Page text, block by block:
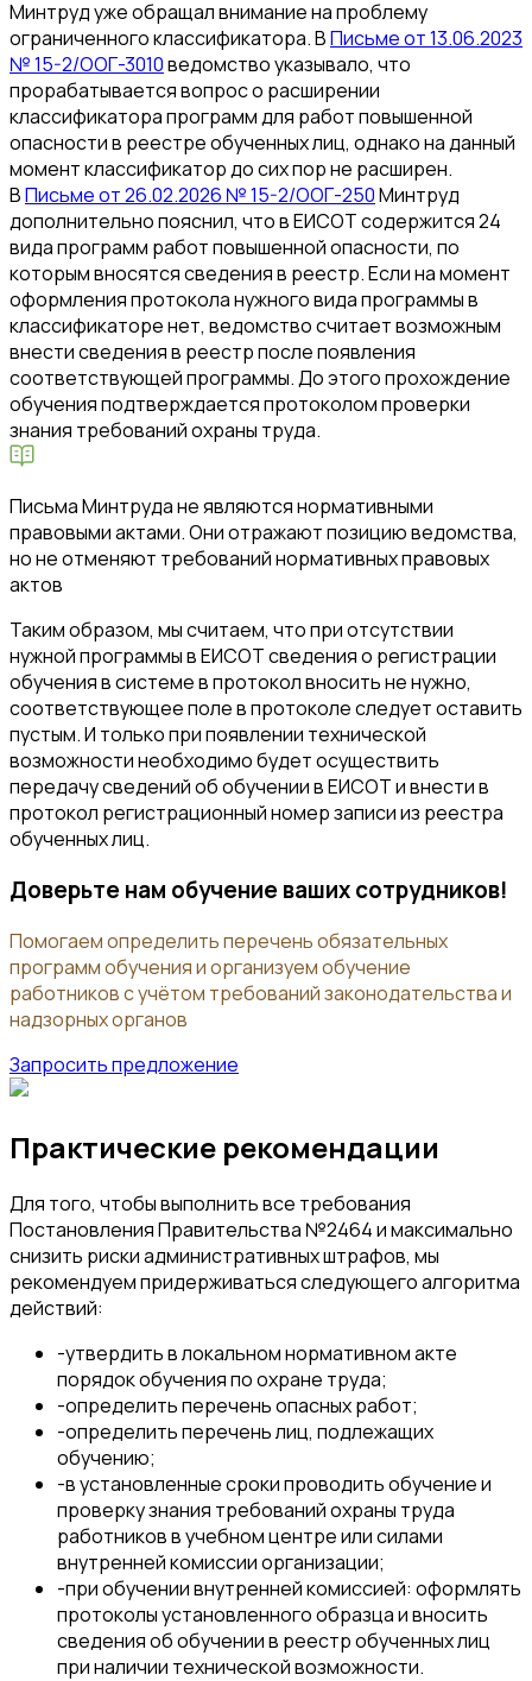
Минтруд уже обращал внимание на проблему
ограниченного классификатора. ВПисьме от 13.06.2023
№ 15-2/ООГ-3010ведомство указывало, что
прорабатывается вопрос о расширении
классификатора программ для работ повышенной
опасности в реестре обученных лиц, однако на данный
момент классификатор до сих пор не расширен.
ВПисьме от 26.02.2026 № 15-2/ООГ-250Минтруд
дополнительно пояснил, что в ЕИСОТ содержится 24
вида программ работ повышенной опасности, по
которым вносятся сведения в реестр. Если на момент
оформления протокола нужного вида программы в
классификаторе нет, ведомство считает возможным
внести сведения в реестр после появления
соответствующей программы. До этого прохождение
обучения подтверждается протоколом проверки
знания требований охраны труда.
Письма Минтруда не являются нормативными
правовыми актами. Они отражают позицию ведомства,
но не отменяют требований нормативных правовых
актов
Таким образом, мы считаем, что при отсутствии
нужной программы в ЕИСОТ сведения о регистрации
обучения в системе в протокол вносить не нужно,
соответствующее поле в протоколе следует оставить
пустым. И только при появлении технической
возможности необходимо будет осуществить
передачу сведений об обучении в ЕИСОТ и внести в
протокол регистрационный номер записи из реестра
обученных лиц.
Доверьте нам обучение ваших сотрудников!
Помогаем определить перечень обязательных
программ обучения и организуем обучение
работников с учётом требований законодательства и
надзорных органов
Запросить предложение
Практические рекомендации
Для того, чтобы выполнить все требования
Постановления Правительства №2464 и максимально
снизить риски административных штрафов, мы
рекомендуем придерживаться следующего алгоритма
действий:
-утвердить в локальном нормативном акте
порядок обучения по охране труда;
-определить перечень опасных работ;
-определить перечень лиц, подлежащих
обучению;
-в установленные сроки проводить обучение и
проверку знания требований охраны труда
работников в учебном центре или силами
внутренней комиссии организации;
-при обучении внутренней комиссией: оформлять
протоколы установленного образца и вносить
сведения об обучении в реестр обученных лиц
при наличии технической возможности.